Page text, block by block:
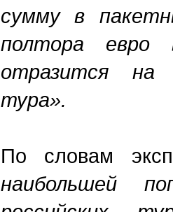
сумму в
полтора евро
отразится
тура».
По словам
наибольшей